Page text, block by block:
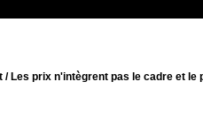
/ Les prix n'intègrent pas le cadre et le